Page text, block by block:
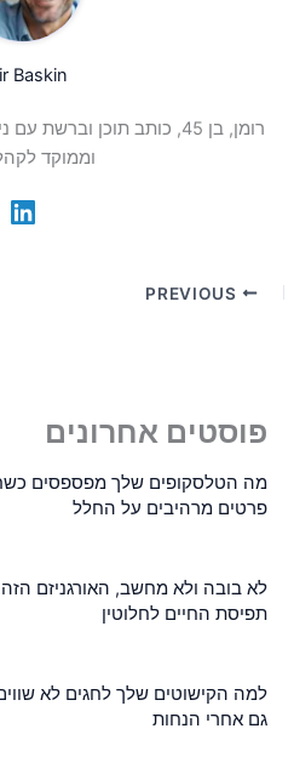
Baskin
רומן, בן 45, כותב תוכן
וממוקד
פוסטים אחרונים
מה הטלסקופים שלך מפספסים
פרטים מרהיבים על החלל
לא בובה ולא מחשב, האורגניזם
תפיסת החיים לחלוטין
למה הקישוטים שלך לחגים לא
גם אחרי הנחות